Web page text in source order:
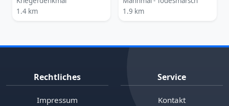
1.4 km
1.9 km
Rechtliches
Impressum
Service
Kontakt